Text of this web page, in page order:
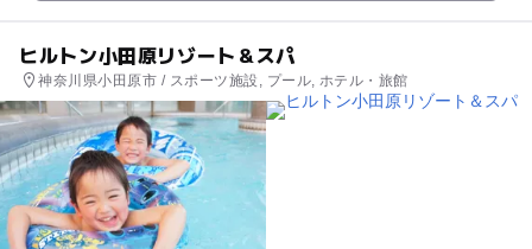
ヒルトン小田原リゾート＆スパ
神奈川県小田原市 / スポーツ施設, プール, ホテル・旅館